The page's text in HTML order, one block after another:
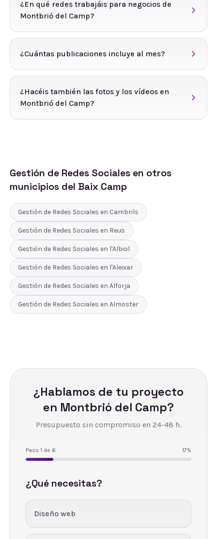
¿En qué redes trabajáis para negocios de
Montbrió del Camp?
¿Cuántas publicaciones incluye al mes?
¿Hacéis también las fotos y los vídeos en
Montbrió del Camp?
Gestión de Redes Sociales en otros
municipios del Baix Camp
Gestión de Redes Sociales en Cambrils
Gestión de Redes Sociales en Reus
Gestión de Redes Sociales en l'Albiol
Gestión de Redes Sociales en l'Aleixar
Gestión de Redes Sociales en Alforja
Gestión de Redes Sociales en Almoster
¿Hablamos de tu proyecto
en Montbrió del Camp?
Presupuesto sin compromiso en 24-48 h.
Paso 1 de 6 17%
¿Qué necesitas?
Diseño web